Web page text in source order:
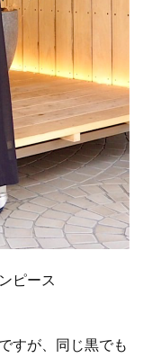
ピース
すが、同じ黒でも